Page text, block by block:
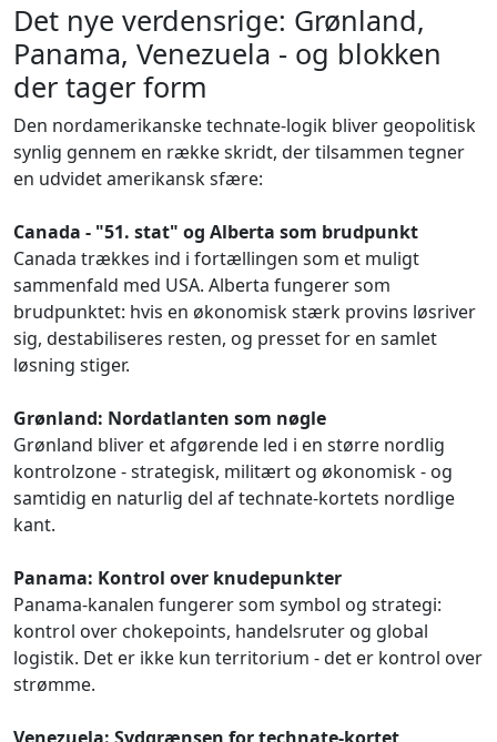
Det nye verdensrige: Grønland,
Panama, Venezuela - og blokken
der tager form
Den nordamerikanske technate-logik bliver geopolitisk
synlig gennem en række skridt, der tilsammen tegner
en udvidet amerikansk sfære:
Canada - "51. stat" og Alberta som brudpunkt
Canada trækkes ind i fortællingen som et muligt
sammenfald med USA. Alberta fungerer som
brudpunktet: hvis en økonomisk stærk provins løsriver
sig, destabiliseres resten, og presset for en samlet
løsning stiger.
Grønland: Nordatlanten som nøgle
Grønland bliver et afgørende led i en større nordlig
kontrolzone - strategisk, militært og økonomisk - og
samtidig en naturlig del af technate-kortets nordlige
kant.
Panama: Kontrol over knudepunkter
Panama-kanalen fungerer som symbol og strategi:
kontrol over chokepoints, handelsruter og global
logistik. Det er ikke kun territorium - det er kontrol over
strømme.